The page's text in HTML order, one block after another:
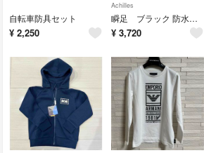
自転車防具セット
¥ 2,250
Achilles
瞬足 ブラック 防水 20cm ワイド 3E EEE
¥ 3,720